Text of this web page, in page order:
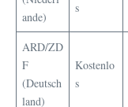
ande)
s
ARD/ZD
F
(Deutsch
land)
Kostenlo
s